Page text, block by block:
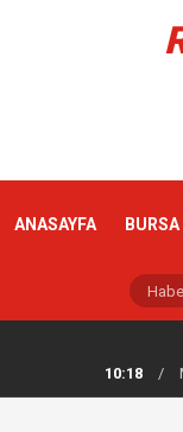
ANASAYFA BURSA
10:18
/